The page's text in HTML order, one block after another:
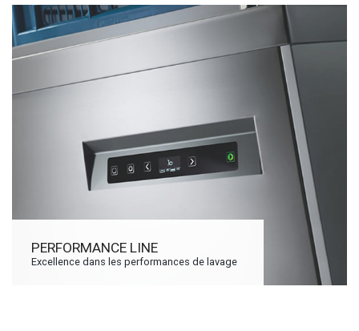
PERFORMANCE LINE
Excellence dans les performances de lavage